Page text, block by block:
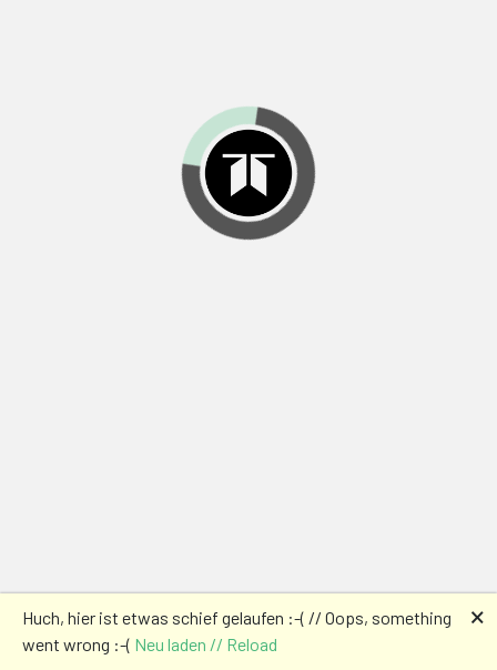
Huch, hier ist etwas schief gelaufen :-( // Oops, something
went wrong :-( Neu laden // Reload
🗙